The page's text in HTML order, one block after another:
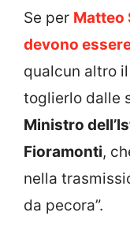
Se per Matteo
devono
qualcun altro
toglierlo dalle
Ministro
Fioramonti,
nella
da pecora”.